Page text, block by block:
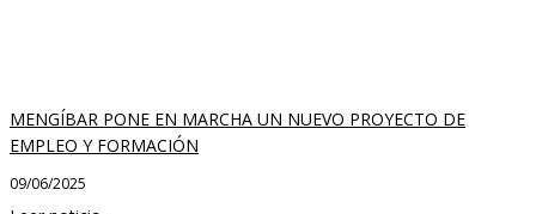
MENGÍBAR PONE EN MARCHA UN NUEVO PROYECTO DE
EMPLEO Y FORMACIÓN
09/06/2025